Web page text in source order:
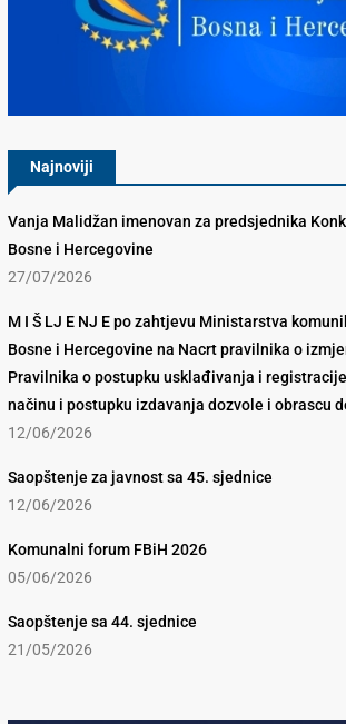
Najnoviji
Vanja Malidžan imenovan za predsjednika
Bosne i Hercegovine
27/07/2026
M I Š LJ E NJ E po zahtjevu Ministarstva
Bosne i Hercegovine na Nacrt pravilnika o
Pravilnika o postupku usklađivanja i
načinu i postupku izdavanja dozvole i obrascu
12/06/2026
Saopštenje za javnost sa 45. sjednice
12/06/2026
Komunalni forum FBiH 2026
05/06/2026
Saopštenje sa 44. sjednice
21/05/2026